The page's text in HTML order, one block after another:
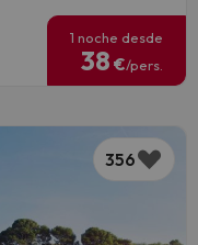
1 noche desde
38 €/pers.
356